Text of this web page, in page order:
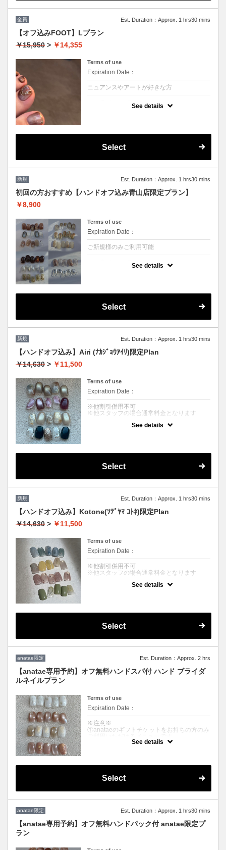
全員 Est. Duration：Approx. 1 hrs30 mins
【オフ込みFOOT】Lプラン
￥15,950 > ￥14,355
Terms of use
Expiration Date：
ニュアンスやアートが好きな方
オススメプランです♪
１回10%OFF
２回以降→¥15153(5%OFF)
次回ご予約が一番お得！(10%OFF)
See details
Select
新規 Est. Duration：Approx. 1 hrs30 mins
初回の方おすすめ【ハンドオフ込み青山店限定プラン】
￥8,900
Terms of use
Expiration Date：
ご新規様のみご利用可能
※デザイン組替え・追加不可
お選びください
※他割引併用
See details
Select
新規 Est. Duration：Approx. 1 hrs30 mins
【ハンドオフ込み】Airi (ﾅｶｼﾞｮｳｱｲﾘ)限定Plan
￥14,630 > ￥11,500
Terms of use
Expiration Date：
※他割引併用不可
※他スタッフの場合通常料金となります
※色味や配置の変更可能
※他割引併用不可
See details
Select
新規 Est. Duration：Approx. 1 hrs30 mins
【ハンドオフ込み】Kotone(ｿﾃﾞﾔﾏ ｺﾄﾈ)限定Plan
￥14,630 > ￥11,500
Terms of use
Expiration Date：
※他割引併用不可
※他スタッフの場合通常料金となります
※色味や配置の変更可能
※他割引併用不可
See details
Select
anatae限定 Est. Duration：Approx. 2 hrs
【anatae専用予約】オフ無料ハンドスパ付 ハンド ブライダ
ルネイルプラン
Terms of use
Expiration Date：
※注意※
①anataeのギフトチケットをお持ちの方のみ
②先のページ備考欄にて、ご体験チケットの
ハンドスパ（スクラブ・マッサージ）付き 4
※カラー変更配置変更可能
※当日デザイン変更やオプション追加された
場合は追加料金がかかります
※キャンセルの場合、anataeのキャンセルポ
ージにて詳細情報をご覧ください
See details
Select
anatae限定 Est. Duration：Approx. 1 hrs30 mins
【anatae専用予約】オフ無料ハンドパック付 anatae限定プ
ラン